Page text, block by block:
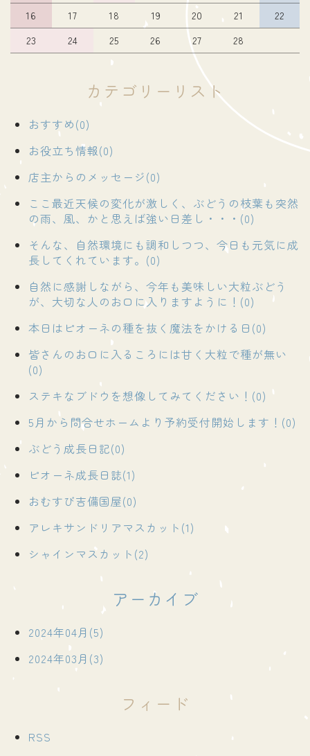
16
17 18 19 20 21
22
23
24 25 26 27 28
カテゴリーリスト
おすすめ(0)
お役立ち情報(0)
店主からのメッセージ(0)
ここ最近天候の変化が激しく、ぶどうの枝葉も突然
の雨、風、かと思えば強い日差し・・・(0)
そんな、自然環境にも調和しつつ、今日も元気に成
長してくれています。(0)
自然に感謝しながら、今年も美味しい大粒ぶどう
が、大切な人のお口に入りますように！(0)
本日はピオーネの種を抜く魔法をかける日(0)
皆さんのお口に入るころには甘く大粒で種が無い
(0)
ステキなブドウを想像してみてください！(0)
5月から問合せホームより予約受付開始します！(0)
ぶどう成長日記(0)
ピオーネ成長日誌(1)
おむすび吉備国屋(0)
アレキサンドリアマスカット(1)
シャインマスカット(2)
アーカイブ
2024年04月(5)
2024年03月(3)
フィード
RSS